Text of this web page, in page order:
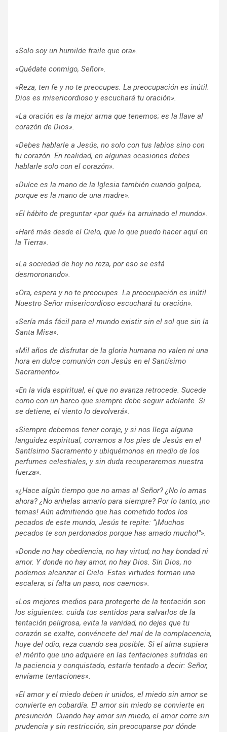
«Solo soy un humilde fraile que ora».
«Quédate conmigo, Señor».
«Reza, ten fe y no te preocupes. La preocupación es inútil.
Dios es misericordioso y escuchará tu oración».
«La oración es la mejor arma que tenemos; es la llave al
corazón de Dios».
«Debes hablarle a Jesús, no solo con tus labios sino con
tu corazón. En realidad, en algunas ocasiones debes
hablarle solo con el corazón».
«Dulce es la mano de la Iglesia también cuando golpea,
porque es la mano de una madre».
«El hábito de preguntar «por qué» ha arruinado el mundo».
«Haré más desde el Cielo, que lo que puedo hacer aquí en
la Tierra».
«La sociedad de hoy no reza, por eso se está
desmoronando».
«Ora, espera y no te preocupes. La preocupación es inútil.
Nuestro Señor misericordioso escuchará tu oración».
«Sería más fácil para el mundo existir sin el sol que sin la
Santa Misa».
«Mil años de disfrutar de la gloria humana no valen ni una
hora en dulce comunión con Jesús en el Santísimo
Sacramento».
«En la vida espiritual, el que no avanza retrocede. Sucede
como con un barco que siempre debe seguir adelante. Si
se detiene, el viento lo devolverá».
«Siempre debemos tener coraje, y si nos llega alguna
languidez espiritual, corramos a los pies de Jesús en el
Santísimo Sacramento y ubiquémonos en medio de los
perfumes celestiales, y sin duda recuperaremos nuestra
fuerza».
«¿Hace algún tiempo que no amas al Señor? ¿No lo amas
ahora? ¿No anhelas amarlo para siempre? Por lo tanto, ¡no
temas! Aún admitiendo que has cometido todos los
pecados de este mundo, Jesús te repite: “¡Muchos
pecados te son perdonados porque has amado mucho!”».
«Donde no hay obediencia, no hay virtud; no hay bondad ni
amor. Y donde no hay amor, no hay Dios. Sin Dios, no
podemos alcanzar el Cielo. Estas virtudes forman una
escalera; si falta un paso, nos caemos».
«Los mejores medios para protegerte de la tentación son
los siguientes: cuida tus sentidos para salvarlos de la
tentación peligrosa, evita la vanidad, no dejes que tu
corazón se exalte, convéncete del mal de la complacencia,
huye del odio, reza cuando sea posible. Si el alma supiera
el mérito que uno adquiere en las tentaciones sufridas en
la paciencia y conquistado, estaría tentado a decir: Señor,
envíame tentaciones».
«El amor y el miedo deben ir unidos, el miedo sin amor se
convierte en cobardía. El amor sin miedo se convierte en
presunción. Cuando hay amor sin miedo, el amor corre sin
prudencia y sin restricción, sin preocuparse por dónde